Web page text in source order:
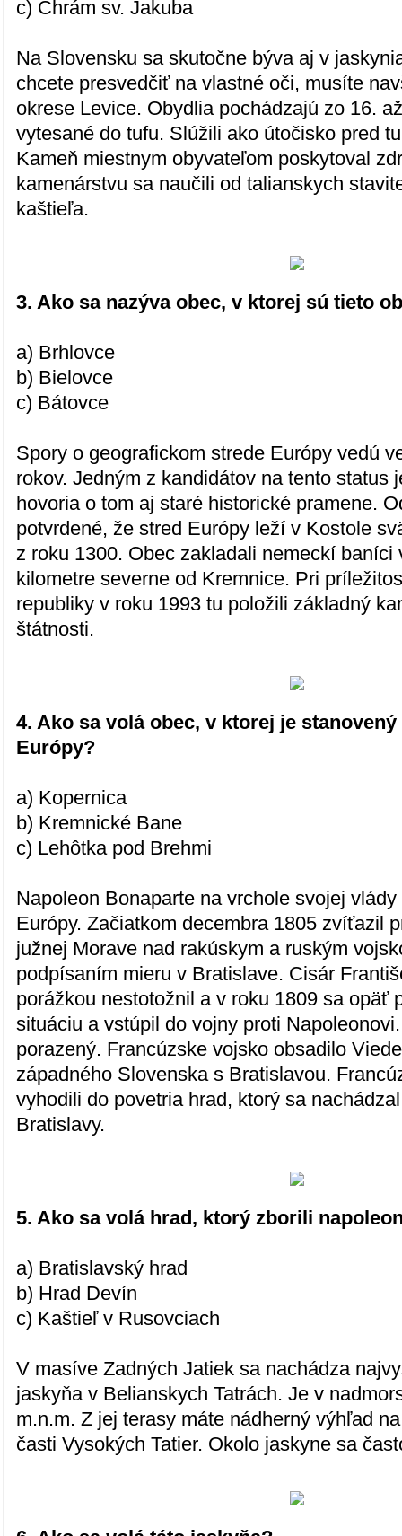
c) Chrám sv. Jakuba
Na Slovensku sa skutočne býva aj v
chcete presvedčiť na vlastné oči, musíte
okrese Levice. Obydlia pochádzajú zo 16.
vytesané do tufu. Slúžili ako útočisko pred
Kameň miestnym obyvateľom poskytoval
kamenárstvu sa naučili od talianskych
kaštieľa.
3. Ako sa nazýva obec, v ktorej sú tieto
a) Brhlovce
b) Bielovce
c) Bátovce
Spory o geografickom strede Európy vedú
rokov. Jedným z kandidátov na tento status
hovoria o tom aj staré historické pramene.
potvrdené, že stred Európy leží v Kostole
z roku 1300. Obec zakladali nemeckí baníci
kilometre severne od Kremnice. Pri
republiky v roku 1993 tu položili základný
štátnosti.
4. Ako sa volá obec, v ktorej je
Európy?
a) Kopernica
b) Kremnické Bane
c) Lehôtka pod Brehmi
Napoleon Bonaparte na vrchole svojej
Európy. Začiatkom decembra 1805 zvíťazil
južnej Morave nad rakúskym a ruským
podpísaním mieru v Bratislave. Cisár
porážkou nestotožnil a v roku 1809 sa opäť
situáciu a vstúpil do vojny proti
porazený. Francúzske vojsko obsadilo
západného Slovenska s Bratislavou.
vyhodili do povetria hrad, ktorý sa
Bratislavy.
5. Ako sa volá hrad, ktorý zborili
a) Bratislavský hrad
b) Hrad Devín
c) Kaštieľ v Rusovciach
V masíve Zadných Jatiek sa nachádza
jaskyňa v Belianskych Tatrách. Je v
m.n.m. Z jej terasy máte nádherný výhľad
časti Vysokých Tatier. Okolo jaskyne sa